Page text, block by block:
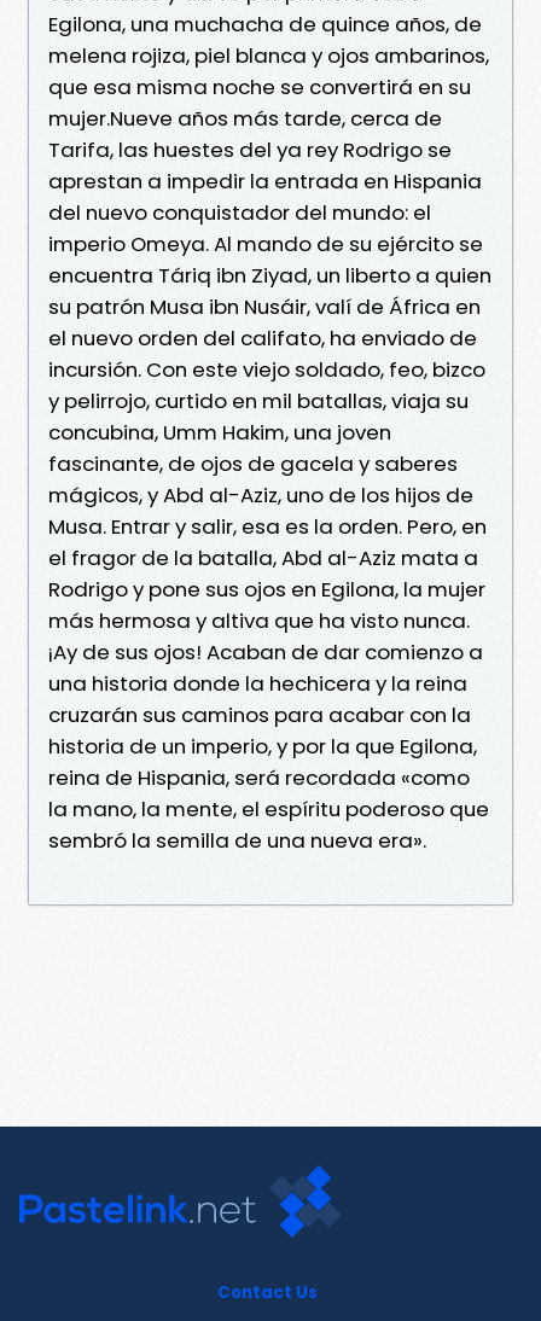
Egilona, una muchacha de quince años, de
melena rojiza, piel blanca y ojos ambarinos,
que esa misma noche se convertirá en su
mujer.Nueve años más tarde, cerca de
Tarifa, las huestes del ya rey Rodrigo se
aprestan a impedir la entrada en Hispania
del nuevo conquistador del mundo: el
imperio Omeya. Al mando de su ejército se
encuentra Táriq ibn Ziyad, un liberto a quien
su patrón Musa ibn Nusáir, valí de África en
el nuevo orden del califato, ha enviado de
incursión. Con este viejo soldado, feo, bizco
y pelirrojo, curtido en mil batallas, viaja su
concubina, Umm Hakim, una joven
fascinante, de ojos de gacela y saberes
mágicos, y Abd al-Aziz, uno de los hijos de
Musa. Entrar y salir, esa es la orden. Pero, en
el fragor de la batalla, Abd al-Aziz mata a
Rodrigo y pone sus ojos en Egilona, la mujer
más hermosa y altiva que ha visto nunca.
¡Ay de sus ojos! Acaban de dar comienzo a
una historia donde la hechicera y la reina
cruzarán sus caminos para acabar con la
historia de un imperio, y por la que Egilona,
reina de Hispania, será recordada «como
la mano, la mente, el espíritu poderoso que
sembró la semilla de una nueva era».
Contact Us